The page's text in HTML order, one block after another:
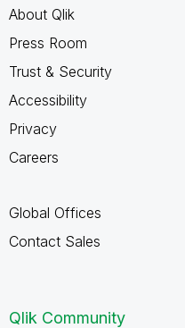
About Qlik
Press Room
Trust & Security
Accessibility
Privacy
Careers
Global Offices
Contact Sales
Qlik Community